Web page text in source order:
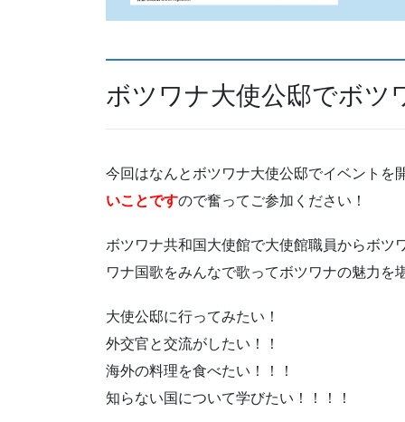
ボツワナ大使公邸でボツ
今回はなんとボツワナ大使公邸でイベントを
いことですので奮ってご参加ください！
ボツワナ共和国大使館で大使館職員からボツ
ワナ国歌をみんなで歌ってボツワナの魅力を
大使公邸に行ってみたい！
外交官と交流がしたい！！
海外の料理を食べたい！！！
知らない国について学びたい！！！！